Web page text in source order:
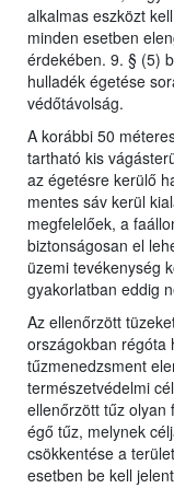
alkalmas eszközt
minden esetben
érdekében. 9. § (5)
hulladék égetése
védőtávolság.
A korábbi 50
tartható kis
az égetésre kerülő
mentes sáv kerül
megfelelőek, a
biztonságosan el
üzemi tevékenység
gyakorlatban eddig
Az ellenőrzött
országokban régóta
tűzmenedzsment
természetvédelmi
ellenőrzött tűz olyan
égő tűz, melynek
csökkentése a
esetben be kell